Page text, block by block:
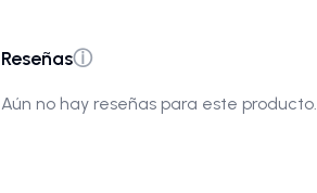
Reseñasⓘ
Aún no hay reseñas para este producto.